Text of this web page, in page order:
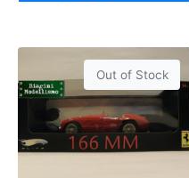
Out of Stock